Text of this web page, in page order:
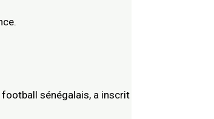
football sénégalais, a inscrit